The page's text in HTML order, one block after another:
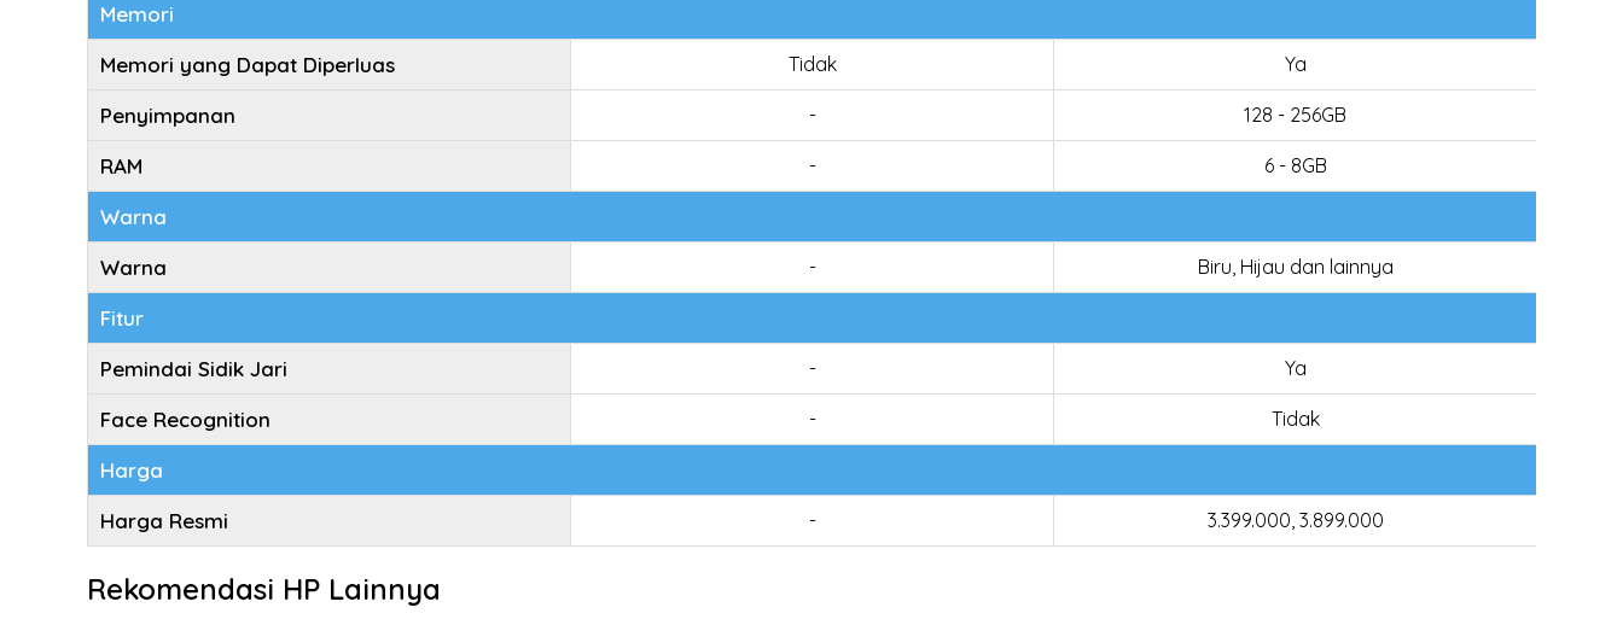
Memori
Memori yang Dapat Diperluas
Tidak Ya
Penyimpanan - 128 - 256GB
RAM - 6 - 8GB
Warna
Warna
- Biru, Hijau dan lainnya
Fitur
Pemindai Sidik Jari
- Ya
Face Recognition - Tidak
Harga
Harga Resmi
- 3.399.000, 3.899.000
Rekomendasi HP Lainnya